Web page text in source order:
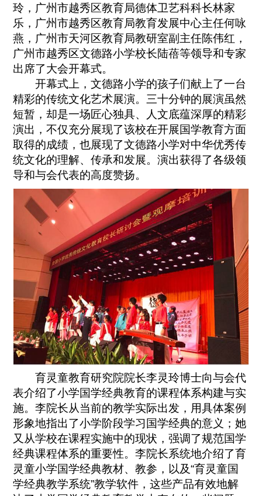
玲，广州市越秀区教育局德体卫艺科科长林家
乐，广州市越秀区教育局教育发展中心主任何咏
燕，广州市天河区教育局教研室副主任陈伟红，
广州市越秀区文德路小学校长陆蓓等领导和专家
出席了大会开幕式。
开幕式上，文德路小学的孩子们献上了一台
精彩的传统文化艺术展演。三十分钟的展演虽然
短暂，却是一场匠心独具、人文底蕴深厚的精彩
演出，不仅充分展现了该校在开展国学教育方面
取得的成绩，也展现了文德路小学对中华优秀传
统文化的理解、传承和发展。演出获得了各级领
导和与会代表的高度赞扬。
育灵童教育研究院院长李灵玲博士向与会代
表介绍了小学国学经典教育的课程体系构建与实
施。李院长从当前的教学实际出发，用具体案例
形象地指出了小学阶段学习国学经典的意义；她
又从学校在课程实施中的现状，强调了规范国学
经典课程体系的重要性。李院长系统地介绍了育
灵童小学国学经典教材、教参，以及“育灵童国
学经典教学系统”教学软件，这些产品有效地解